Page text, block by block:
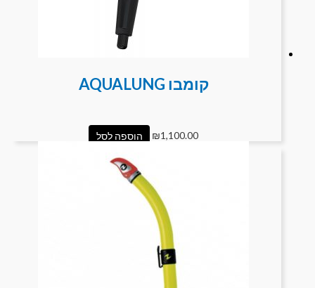
קומבו AQUALUNG
₪1,100.00 הוספה לסל